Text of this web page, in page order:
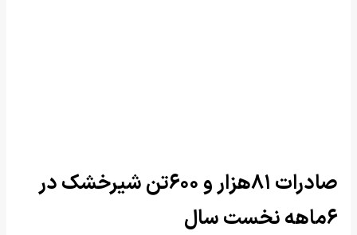
صادرات ۸۱هزار و ۶۰۰تن شیرخشک در
۶ماهه نخست سال